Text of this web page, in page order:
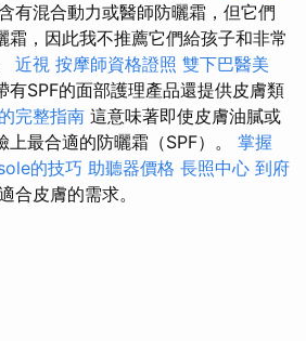
有混合動力或醫師防曬霜，但它們
霜，因此我不推薦它們給孩子和非常
近視 按摩師資格證照 雙下巴醫美
有SPF的面部護理產品還提供皮膚類
完整指南 這意味著即使皮膚油膩或
最合適的防曬霜（SPF）。 掌握
的技巧 助聽器價格 長照中心 到府
合皮膚的需求。